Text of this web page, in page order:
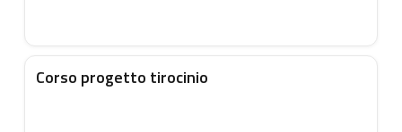
Corso progetto tirocinio